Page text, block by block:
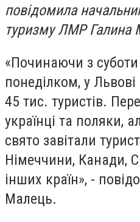
повідомила
туризму ЛМР Галина
«Починаючи з суботи
понеділком, у
45 тис. туристів.
українці та поляки,
свято завітали
Німеччини, Канади,
інших країн», -
Малець.